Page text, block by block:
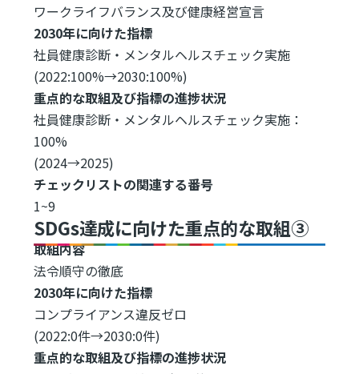
ワークライフバランス及び健康経営宣言
2030年に向けた指標
社員健康診断・メンタルヘルスチェック実施
(2022:100%→2030:100%)
重点的な取組及び指標の進捗状況
社員健康診断・メンタルヘルスチェック実施：
100%
(2024→2025)
チェックリストの関連する番号
1~9
SDGs達成に向けた重点的な取組③
取組内容
法令順守の徹底
2030年に向けた指標
コンプライアンス違反ゼロ
(2022:0件→2030:0件)
重点的な取組及び指標の進捗状況